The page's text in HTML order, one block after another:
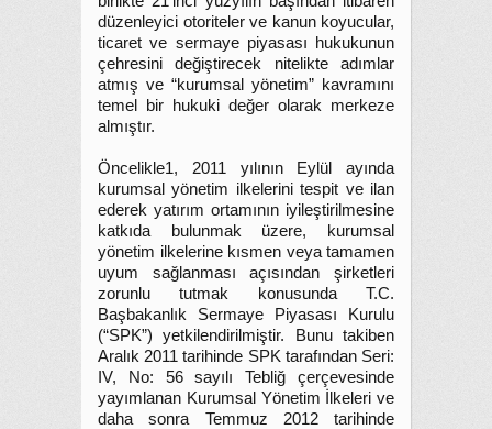
düzenleyici otoriteler ve kanun koyucular,
ticaret ve sermaye piyasası hukukunun
çehresini değiştirecek nitelikte adımlar
atmış ve “kurumsal yönetim” kavramını
temel bir hukuki değer olarak merkeze
almıştır.
Öncelikle1, 2011 yılının Eylül ayında
kurumsal yönetim ilkelerini tespit ve ilan
ederek yatırım ortamının iyileştirilmesine
katkıda bulunmak üzere, kurumsal
yönetim ilkelerine kısmen veya tamamen
uyum sağlanması açısından şirketleri
zorunlu tutmak konusunda T.C.
Başbakanlık Sermaye Piyasası Kurulu
(“SPK”) yetkilendirilmiştir. Bunu takiben
Aralık 2011 tarihinde SPK tarafından Seri:
IV, No: 56 sayılı Tebliğ çerçevesinde
yayımlanan Kurumsal Yönetim İlkeleri ve
daha sonra Temmuz 2012 tarihinde